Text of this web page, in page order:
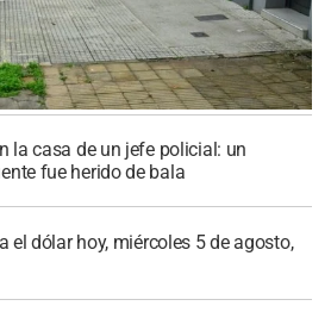
la casa de un jefe policial: un
fue herido de bala
el dólar hoy, miércoles 5 de agosto,